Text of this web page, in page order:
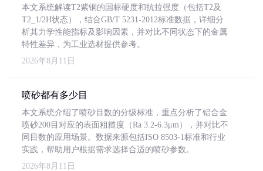
本文系统解读T2紫铜的国标硬度和抗拉强度（包括T2及
T2_1/2H状态），结合GB/T 5231-2012标准数据，详细分
析其力学性能指标及影响因素，并对比不同状态下的金属
特性差异，为工业选材提供参考。
2026年8月11日
喷砂都有多少目
本文系统介绍了喷砂目数的分级标准，重点分析了铝合金
喷砂200目对应的表面粗糙度（Ra 3.2-6.3μm），并对比不
同目数的应用场景。数据来源包括ISO 8503-1标准和行业
实践，帮助用户根据需求选择合适的喷砂参数。
2026年8月11日